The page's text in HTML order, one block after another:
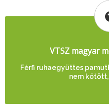
VTSZ magyar
Férfi ruhaegyüttes
nem